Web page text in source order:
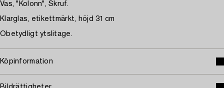
Vas, "Kolonn", Skruf.
Klarglas, etikettmärkt, höjd 31 cm
Obetydligt ytslitage.
Köpinformation